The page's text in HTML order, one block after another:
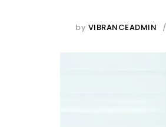
by VIBRANCEADMIN